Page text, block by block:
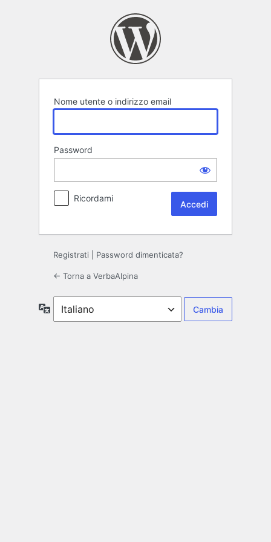
Nome utente o indirizzo email
Password
Ricordami
Registrati Password dimenticata?
← Torna a VerbaAlpina
Lingua